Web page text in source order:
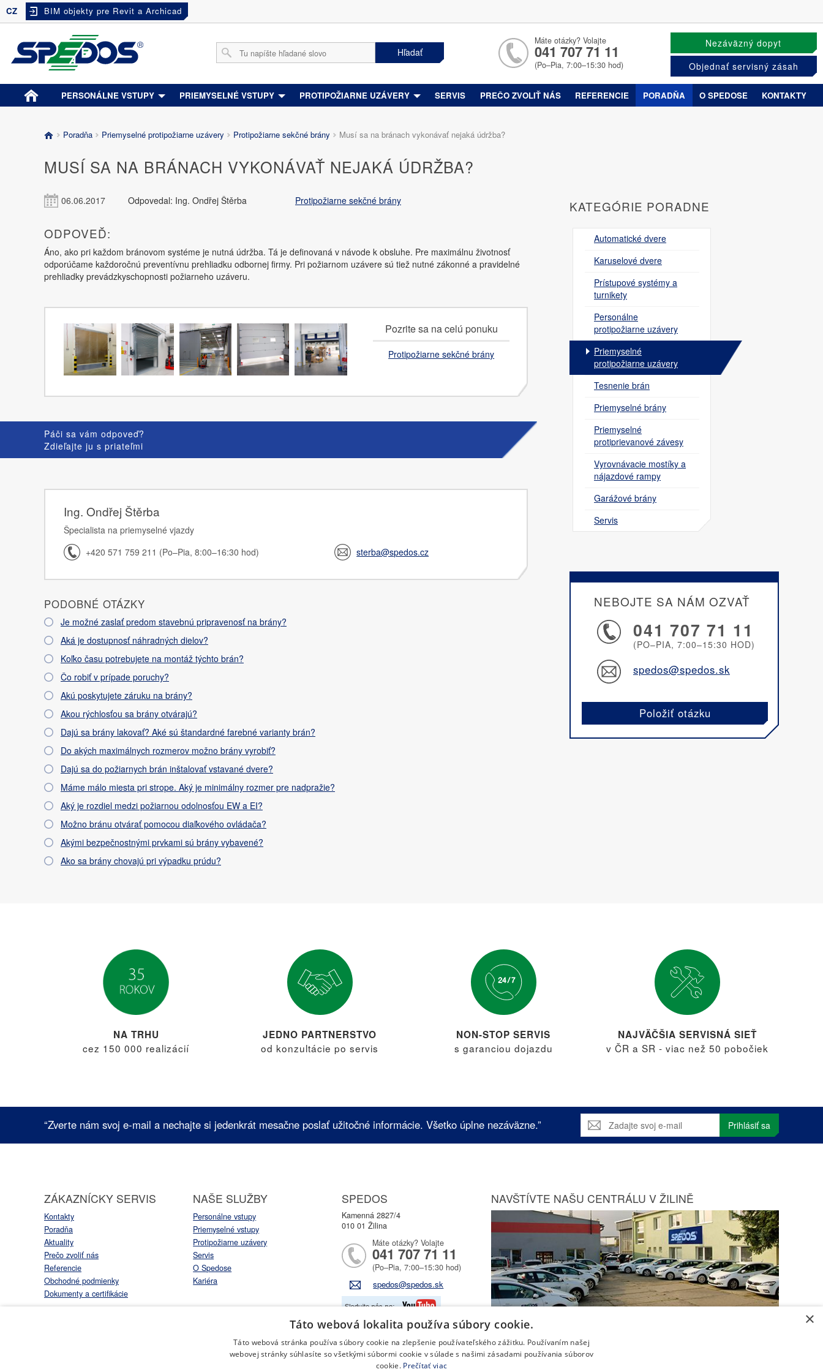
CZ BIM objekty pre Revit a Archicad
Hľadať
Máte otázky? Volajte
041 707 71 11
(Po–Pia, 7:00–15:30 hod)
Nezáväzný dopyt
Objednať servisný zásah
PERSONÁLNE VSTUPY PRIEMYSELNÉ VSTUPY PROTIPOŽIARNE UZÁVERY SERVIS PREČO ZVOLIŤ NÁS REFERENCIE PORADŇA O SPEDOSE KONTAKTY
Poradňa Priemyselné protipožiarne uzávery Protipožiarne sekčné brány Musí sa na bránach vykonávať nejaká údržba?
MUSÍ SA NA BRÁNACH VYKONÁVAŤ NEJAKÁ ÚDRŽBA?
06.06.2017 Odpovedal: Ing. Ondřej Štěrba Protipožiarne sekčné brány
ODPOVEĎ:
Áno, ako pri každom bránovom systéme je nutná údržba. Tá je definovaná v návode k obsluhe. Pre maximálnu životnosť
odporúčame každoročnú preventívnu prehliadku odbornej firmy. Pri požiarnom uzávere sú tiež nutné zákonné a pravidelné
prehliadky prevádzkyschopnosti požiarneho uzáveru.
Pozrite sa na celú ponuku
Protipožiarne sekčné brány
Páči sa vám odpoveď?
Zdieľajte ju s priateľmi
Ing. Ondřej Štěrba
Špecialista na priemyselné vjazdy
+420 571 759 211 (Po–Pia, 8:00–16:30 hod)
sterba@spedos.cz
PODOBNÉ OTÁZKY
Je možné zaslať predom stavebnú pripravenosť na brány?
Aká je dostupnosť náhradných dielov?
Koľko času potrebujete na montáž týchto brán?
Čo robiť v prípade poruchy?
Akú poskytujete záruku na brány?
Akou rýchlosťou sa brány otvárajú?
Dajú sa brány lakovať? Aké sú štandardné farebné varianty brán?
Do akých maximálnych rozmerov možno brány vyrobiť?
Dajú sa do požiarnych brán inštalovať vstavané dvere?
Máme málo miesta pri strope. Aký je minimálny rozmer pre nadpražie?
Aký je rozdiel medzi požiarnou odolnosťou EW a EI?
Možno bránu otvárať pomocou diaľkového ovládača?
Akými bezpečnostnými prvkami sú brány vybavené?
Ako sa brány chovajú pri výpadku prúdu?
KATEGÓRIE PORADNE
Automatické dvere
Karuselové dvere
Prístupové systémy a
turnikety
Personálne
protipožiarne uzávery
Priemyselné
protipožiarne uzávery
Tesnenie brán
Priemyselné brány
Priemyselné
protiprievanové závesy
Vyrovnávacie mostíky a
nájazdové rampy
Garážové brány
Servis
NEBOJTE SA NÁM OZVAŤ
041 707 71 11
(PO–PIA, 7:00–15:30 HOD)
spedos@spedos.sk
Položiť otázku
NA TRHU
cez 150 000 realizácií
JEDNO PARTNERSTVO
od konzultácie po servis
NON-STOP SERVIS
s garanciou dojazdu
NAJVÄČŠIA SERVISNÁ SIEŤ
v ČR a SR - viac než 50 pobočiek
“Zverte nám svoj e-mail a nechajte si jedenkrát mesačne poslať užitočné informácie. Všetko úplne nezáväzne.” Prihlásiť sa
ZÁKAZNÍCKY SERVIS
Kontakty
Poradňa
Aktuality
Prečo zvoliť nás
Referencie
Obchodné podmienky
Dokumenty a certifikácie
NAŠE SLUŽBY
Personálne vstupy
Priemyselné vstupy
Protipožiarne uzávery
Servis
O Spedose
Kariéra
SPEDOS
Kamenná 2827/4
010 01 Žilina
Máte otázky? Volajte
041 707 71 11
(Po–Pia, 7:00–15:30 hod)
spedos@spedos.sk
NAVŠTÍVTE NAŠU CENTRÁLU V ŽILINĚ
×
Táto webová lokalita používa súbory cookie.
Táto webová stránka používa súbory cookie na zlepšenie používateľského zážitku. Používaním našej
webovej stránky súhlasíte so všetkými súbormi cookie v súlade s našimi zásadami používania súborov
cookie. Prečítať viac